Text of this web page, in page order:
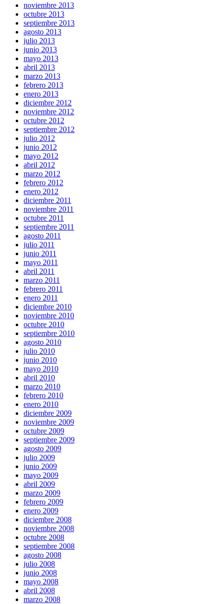
noviembre 2013
octubre 2013
septiembre 2013
agosto 2013
julio 2013
junio 2013
mayo 2013
abril 2013
marzo 2013
febrero 2013
enero 2013
diciembre 2012
noviembre 2012
octubre 2012
septiembre 2012
julio 2012
junio 2012
mayo 2012
abril 2012
marzo 2012
febrero 2012
enero 2012
diciembre 2011
noviembre 2011
octubre 2011
septiembre 2011
agosto 2011
julio 2011
junio 2011
mayo 2011
abril 2011
marzo 2011
febrero 2011
enero 2011
diciembre 2010
noviembre 2010
octubre 2010
septiembre 2010
agosto 2010
julio 2010
junio 2010
mayo 2010
abril 2010
marzo 2010
febrero 2010
enero 2010
diciembre 2009
noviembre 2009
octubre 2009
septiembre 2009
agosto 2009
julio 2009
junio 2009
mayo 2009
abril 2009
marzo 2009
febrero 2009
enero 2009
diciembre 2008
noviembre 2008
octubre 2008
septiembre 2008
agosto 2008
julio 2008
junio 2008
mayo 2008
abril 2008
marzo 2008